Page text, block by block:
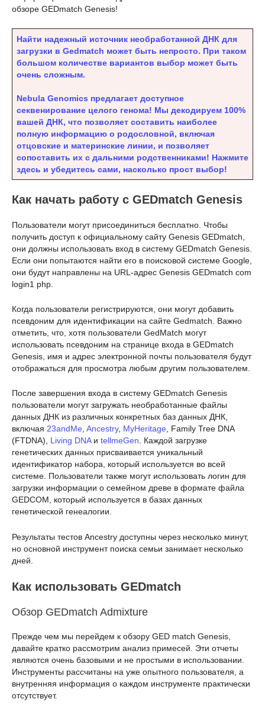
обзоре GEDmatch Genesis!
Найти надежный источник необработанной ДНК для
загрузки в Gedmatch может быть непросто. При таком
большом количестве вариантов выбор может быть
очень сложным.
Nebula Genomics предлагает доступное
секвенирование целого генома! Мы декодируем 100%
вашей ДНК, что позволяет составить наиболее
полную информацию о родословной, включая
отцовские и материнские линии, и позволяет
сопоставить их с дальними родственниками! Нажмите
здесь и убедитесь сами, насколько прост выбор!
Как начать работу с GEDmatch Genesis
Пользователи могут присоединиться бесплатно. Чтобы
получить доступ к официальному сайту Genesis GEDmatch,
они должны использовать вход в систему GEDmatch Genesis.
Если они попытаются найти его в поисковой системе Google,
они будут направлены на URL-адрес Genesis GEDmatch com
login1 php.
Когда пользователи регистрируются, они могут добавить
псевдоним для идентификации на сайте Gedmatch. Важно
отметить, что, хотя пользователи GedMatch могут
использовать псевдоним на странице входа в GEDmatch
Genesis, имя и адрес электронной почты пользователя будут
отображаться для просмотра любым другим пользователем.
После завершения входа в систему GEDmatch Genesis
пользователи могут загружать необработанные файлы
данных ДНК из различных конкретных баз данных ДНК,
включая 23andMe, Ancestry, MyHeritage, Family Tree DNA
(FTDNA), Living DNAи tellmeGen. Каждой загрузке
генетических данных присваивается уникальный
идентификатор набора, который используется во всей
системе. Пользователи также могут использовать логин для
загрузки информации о семейном древе в формате файла
GEDCOM, который используется в базах данных
генетической генеалогии.
Результаты тестов Ancestry доступны через несколько минут,
но основной инструмент поиска семьи занимает несколько
дней.
Как использовать GEDmatch
Обзор GEDmatch Admixture
Прежде чем мы перейдем к обзору GED match Genesis,
давайте кратко рассмотрим анализ примесей. Эти отчеты
являются очень базовыми и не простыми в использовании.
Инструменты рассчитаны на уже опытного пользователя, а
внутренняя информация о каждом инструменте практически
отсутствует.